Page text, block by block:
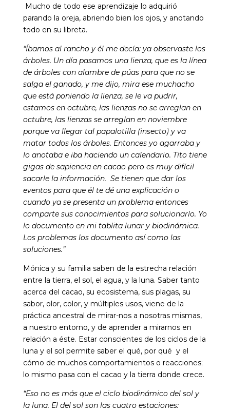
Mucho de todo ese aprendizaje lo adquirió
parando la oreja, abriendo bien los ojos, y anotando
todo en su libreta.
“Íbamos al rancho y él me decía: ya observaste los
árboles. Un día pasamos una lienza, que es la línea
de árboles con alambre de púas para que no se
salga el ganado, y me dijo, mira ese muchacho
que está poniendo la lienza, se le va pudrir,
estamos en octubre, las lienzas no se arreglan en
octubre, las lienzas se arreglan en noviembre
porque va llegar tal papalotilla (insecto) y va
matar todos los árboles. Entonces yo agarraba y
lo anotaba e iba haciendo un calendario. Tito tiene
gigas de sapiencia en cacao pero es muy difícil
sacarle la información. Se tienen que dar los
eventos para que él te dé una explicación o
cuando ya se presenta un problema entonces
comparte sus conocimientos para solucionarlo. Yo
lo documento en mi tablita lunar y biodinámica.
Los problemas los documento así como las
soluciones.”
Mónica y su familia saben de la estrecha relación
entre la tierra, el sol, el agua, y la luna. Saber tanto
acerca del cacao, su ecosistema, sus plagas, su
sabor, olor, color, y múltiples usos, viene de la
práctica ancestral de mirar-nos a nosotras mismas,
a nuestro entorno, y de aprender a mirarnos en
relación a éste. Estar conscientes de los ciclos de la
luna y el sol permite saber el qué, por qué y el
cómo de muchos comportamientos o reacciones;
lo mismo pasa con el cacao y la tierra donde crece.
“Eso no es más que el ciclo biodinámico del sol y
la luna. El del sol son las cuatro estaciones: